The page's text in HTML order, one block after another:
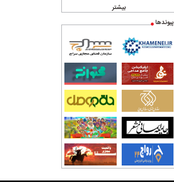
بیشتر
پیوندها